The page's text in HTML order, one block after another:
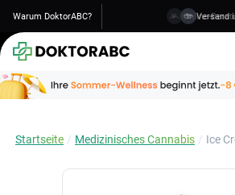
Warum DoktorABC? Versand
Startseite Medizinisches Cannabis Ice